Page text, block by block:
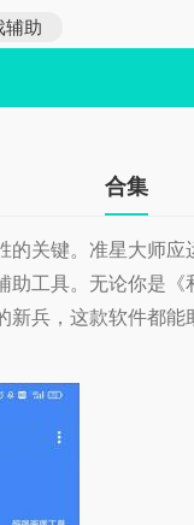
辅助
合集
的关键。准星大师应
助工具。无论你是《
新兵，这款软件都能